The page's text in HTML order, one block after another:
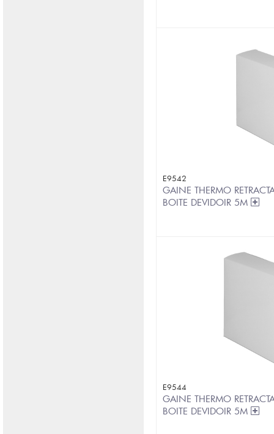
E9542
GAINE THERMO
BOITE DEVIDOIR 5M
E9544
GAINE THERMO
BOITE DEVIDOIR 5M